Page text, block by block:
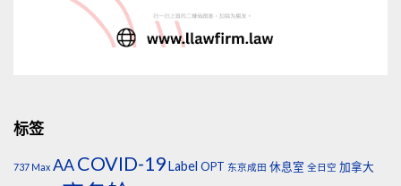
标签
737 Max AACOVID-19Label OPT 东京成田 休息室 全日空 加拿大